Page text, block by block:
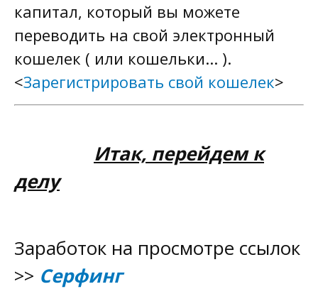
Заработок от рекламы
Заработок от размещения рекламы
Ссылки
Постоянные ссылки
Обмен просмотрами
капитал, который вы можете
переводить на свой электронный
кошелек ( или кошельки... ).
<Зарегистрировать свой кошелек>
Итак, перейдем к
делу
Заработок на просмотре ссылок
>> Серфинг